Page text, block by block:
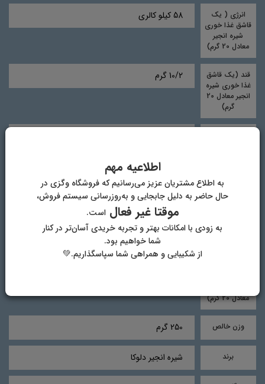
انرژی ( یک
قاشق غذا خوری
شیره انجیر
معادل 20 گرم)
58 کیلو کالری
قند (یک قاشق
غذا خوری شیره
انجیر معادل 20
گرم)
10/2 گرم
نمک (یک قاشق
0 گرم
معادل 20 گرم)
0 گرم
وزن خالص 250 گرم
برند شیره انجیر دلوکا
اطلاعیه مهم
به اطلاع مشتریان عزیز می‌رسانیم که فروشگاه وگزی در
حال حاضر به دلیل جابجایی و به‌روزرسانی سیستم فروش،
موقتا غیر فعالاست.
به زودی با امکانات بهتر و تجربه خریدی آسان‌تر در کنار
شما خواهیم بود.
از شکیبایی و همراهی شما سپاسگذاریم.💚